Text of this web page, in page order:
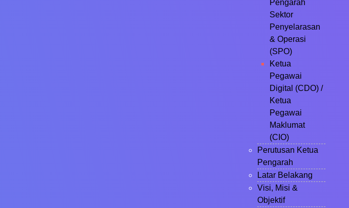
Pengarah
Sektor
Penyelarasan
& Operasi
(SPO)
Ketua
Pegawai
Digital (CDO) /
Ketua
Pegawai
Maklumat
(CIO)
Perutusan Ketua
Pengarah
Latar Belakang
Visi, Misi &
Objektif